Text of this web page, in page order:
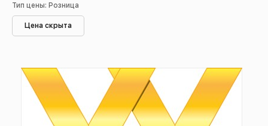
Тип цены: Розница
Цена скрыта